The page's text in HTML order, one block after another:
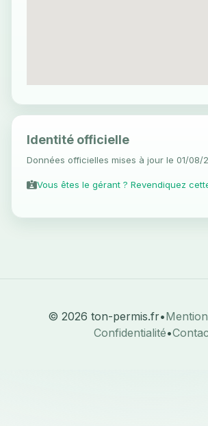
Identité officielle
Données officielles mises à jour le 01/08/
Vous êtes le gérant ? Revendiquez
© 2026 ton-permis.fr•
Confidentialité•